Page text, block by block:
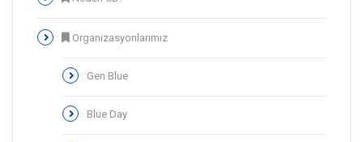
Organizasyonlarımız
Gen Blue
Blue Day